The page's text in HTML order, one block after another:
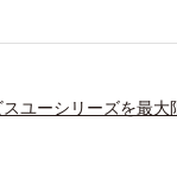
スユーシリーズを最